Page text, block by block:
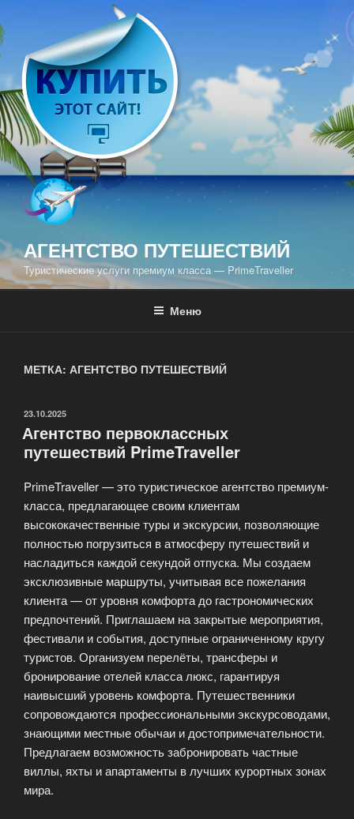
к
содержимому
АГЕНТСТВО ПУТЕШЕСТВИЙ
Туристические услуги премиум класса — PrimeTraveller
Меню
МЕТКА: АГЕНТСТВО ПУТЕШЕСТВИЙ
ОПУБЛИКОВАНО
23.10.2025
Агентство первоклассных
путешествий PrimeTraveller
PrimeTraveller — это туристическое агентство премиум-
класса, предлагающее своим клиентам
высококачественные туры и экскурсии, позволяющие
полностью погрузиться в атмосферу путешествий и
насладиться каждой секундой отпуска. Мы создаем
эксклюзивные маршруты, учитывая все пожелания
клиента — от уровня комфорта до гастрономических
предпочтений. Приглашаем на закрытые мероприятия,
фестивали и события, доступные ограниченному кругу
туристов. Организуем перелёты, трансферы и
бронирование отелей класса люкс, гарантируя
наивысший уровень комфорта. Путешественники
сопровождаются профессиональными экскурсоводами,
знающими местные обычаи и достопримечательности.
Предлагаем возможность забронировать частные
виллы, яхты и апартаменты в лучших курортных зонах
мира.